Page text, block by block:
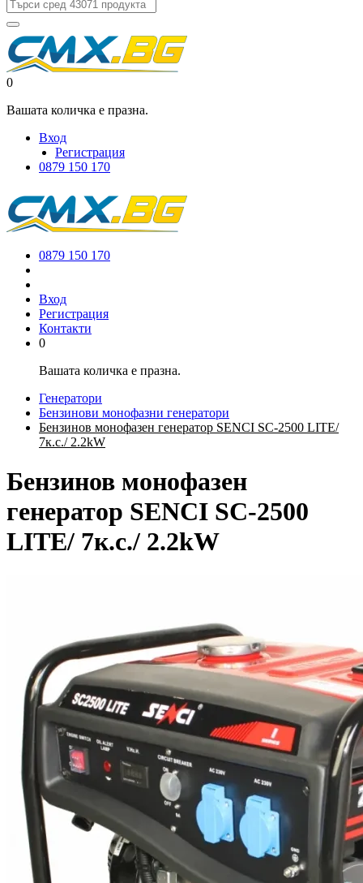
0
Вашата количка е празна.
Вход
Регистрация
0879 150 170
0879 150 170
Вход
Регистрация
Контакти
0
Вашата количка е празна.
Генератори
Бензинови монофазни генератори
Бензинов монофазен генератор SENCI SC-2500 LITE/
7к.с./ 2.2kW
Бензинов монофазен
генератор SENCI SC-2500
LITE/ 7к.с./ 2.2kW